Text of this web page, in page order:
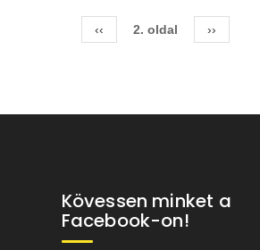
Oldalszámozás
Előző
oldal
‹‹ 2. oldal
Következő
oldal
››
Kövessen minket a
Facebook-on!